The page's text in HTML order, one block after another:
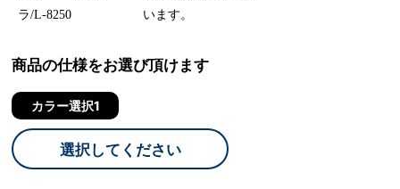
ラ/L-8250
います。
商品の仕様をお選び頂けます
カラー選択1
選択してください